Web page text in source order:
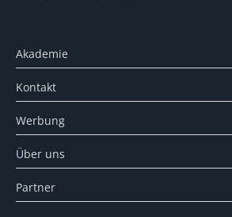
Akademie
Kontakt
Werbung
Über uns
Partner